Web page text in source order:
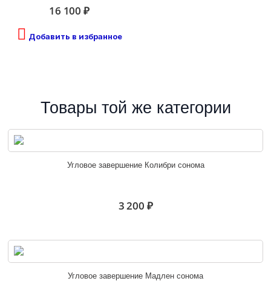
16 100 ₽
Добавить в избранное
Товары той же категории
Угловое завершение Колибри сонома
3 200 ₽
Угловое завершение Мадлен сонома